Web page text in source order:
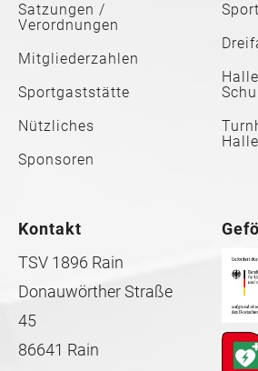
Satzungen /
Verordnungen
Mitgliederzahlen
Sportgaststätte
Nützliches
Sponsoren
Kontakt
TSV 1896 Rain
Donauwörther Straße
45
86641 Rain